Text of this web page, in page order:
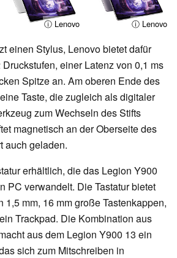
ⓘ Lenovo ⓘ Lenovo
einen Stylus, Lenovo bietet dafür
einer Latenz von 0,1 ms
Spitze an. Am oberen Ende des
Taste, die zugleich als digitaler
zum Wechseln des Stifts
magnetisch an der Oberseite des
auch geladen.
erhältlich, die das Legion Y900
PC verwandelt. Die Tastatur bietet
1,5 mm, 16 mm große Tastenkappen,
Trackpad. Die Kombination aus
aus dem Legion Y900 13 ein
sich zum Mitschreiben in